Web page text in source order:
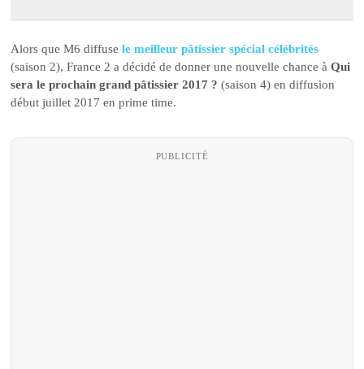
Alors que M6 diffusele meilleur pâtissier spécial célébrités
(saison 2), France 2 a décidé de donner une nouvelle chance àQui
sera le prochain grand pâtissier 2017 ? (saison 4) en diffusion
début juillet 2017 en prime time.
PUBLICITÉ